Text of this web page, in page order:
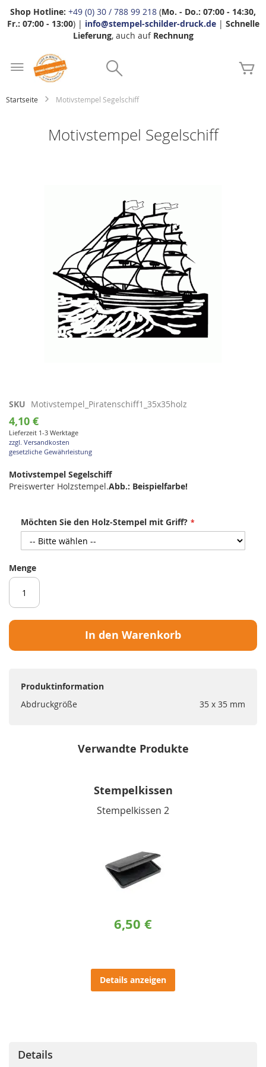
Shop Hotline: +49 (0) 30 / 788 99 218 (Mo. - Do.: 07:00 - 14:30,
Fr.: 07:00 - 13:00) | info@stempel-schilder-druck.de| Schnelle
Lieferung, auch auf Rechnung
Startseite Motivstempel Segelschiff
Motivstempel Segelschiff
Zum
Anfang
der
Bildgalerie
springen
SKU Motivstempel_Piratenschiff1_35x35holz
4,10 €
Lieferzeit 1-3 Werktage
zzgl. Versandkosten
gesetzliche Gewährleistung
Motivstempel Segelschiff
Preiswerter Holzstempel.Abb.: Beispielfarbe!
Möchten Sie den Holz-Stempel mit Griff?
Menge
In den Warenkorb
Produktinformation
Abdruckgröße
35 x 35 mm
Verwandte Produkte
Stempelkissen
Stempelkissen 2
6,50 €
Details anzeigen
Details